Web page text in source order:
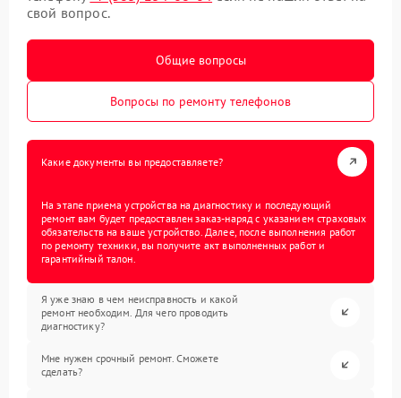
свой вопрос.
Общие вопросы
Вопросы по ремонту телефонов
Какие документы вы предоставляете?
На этапе приема устройства на диагностику и последующий
ремонт вам будет предоставлен заказ-наряд с указанием страховых
обязательств на ваше устройство. Далее, после выполнения работ
по ремонту техники, вы получите акт выполненных работ и
гарантийный талон.
Я уже знаю в чем неисправность и какой
ремонт необходим. Для чего проводить
диагностику?
Мне нужен срочный ремонт. Сможете
сделать?